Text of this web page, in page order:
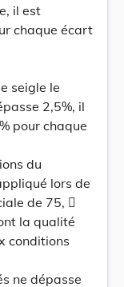
il est
chaque écart
seigle le
2,5%, il
pour chaque
du
lors de
de 75, 
la qualité
conditions
ne dépasse